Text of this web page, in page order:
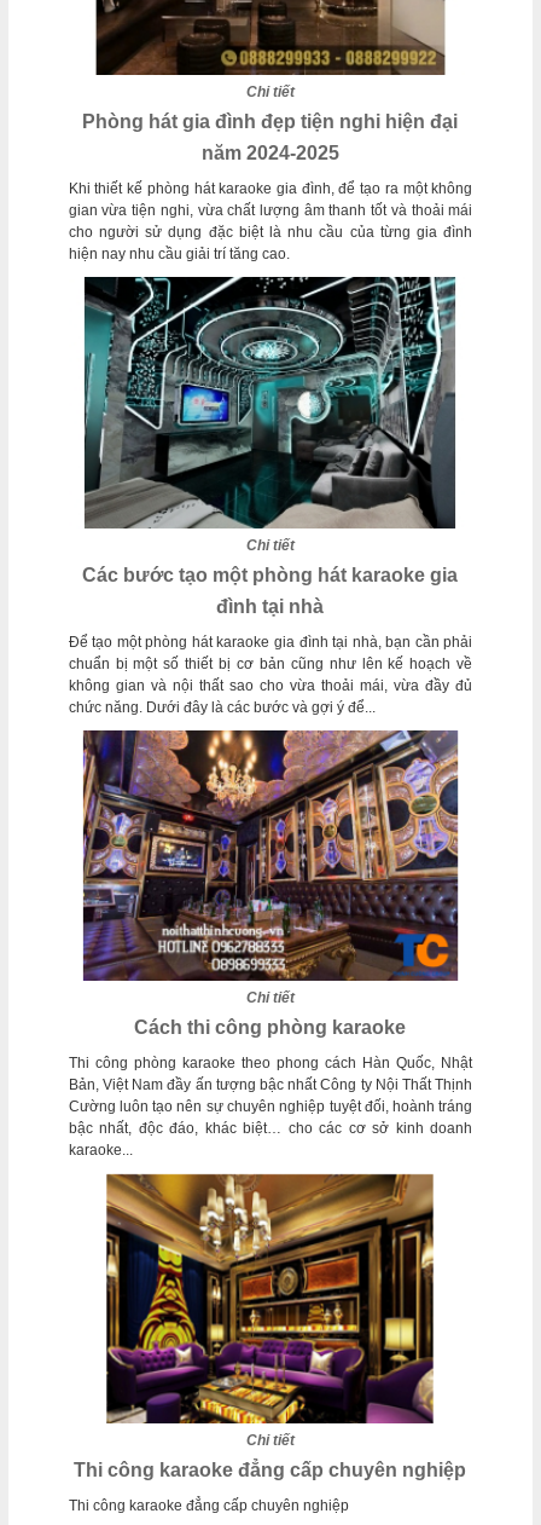
Chi tiết
Phòng hát gia đình đẹp tiện nghi hiện đại
năm 2024-2025
Khi thiết kế phòng hát karaoke gia đình, để tạo ra một không
gian vừa tiện nghi, vừa chất lượng âm thanh tốt và thoải mái
cho người sử dụng đặc biệt là nhu cầu của từng gia đình
hiện nay nhu cầu giải trí tăng cao.
Chi tiết
Các bước tạo một phòng hát karaoke gia
đình tại nhà
Để tạo một phòng hát karaoke gia đình tại nhà, bạn cần phải
chuẩn bị một số thiết bị cơ bản cũng như lên kế hoạch về
không gian và nội thất sao cho vừa thoải mái, vừa đầy đủ
chức năng. Dưới đây là các bước và gợi ý để...
Chi tiết
Cách thi công phòng karaoke
Thi công phòng karaoke theo phong cách Hàn Quốc, Nhật
Bản, Việt Nam đầy ấn tượng bậc nhất Công ty Nội Thất Thịnh
Cường luôn tạo nên sự chuyên nghiệp tuyệt đối, hoành tráng
bậc nhất, độc đáo, khác biệt… cho các cơ sở kinh doanh
karaoke...
Chi tiết
Thi công karaoke đẳng cấp chuyên nghiệp
Thi công karaoke đẳng cấp chuyên nghiệp